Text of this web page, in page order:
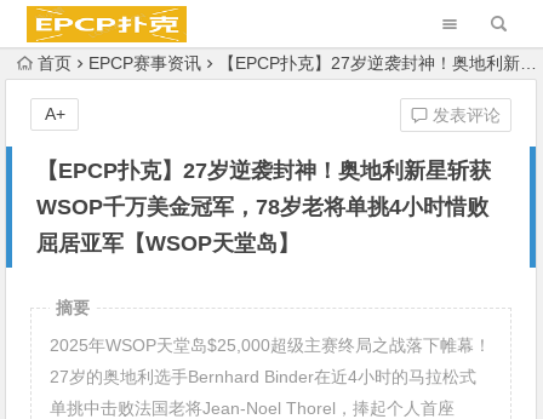
首页 EPCP赛事资讯 【EPCP扑克】27岁逆袭封神！奥地利新星斩获WSOP千万美金冠军，78岁老将单挑4小时惜败屈居亚军【WSOP天堂岛】
【EPCP扑克】27岁逆袭封神！奥地利新星斩获
WSOP千万美金冠军，78岁老将单挑4小时惜败
屈居亚军【WSOP天堂岛】
发表评论
A+
摘要
2025年WSOP天堂岛$25,000超级主赛终局之战落下帷幕！
27岁的奥地利选手Bernhard Binder在近4小时的马拉松式
单挑中击败法国老将Jean-Noel Thorel，捧起个人首座